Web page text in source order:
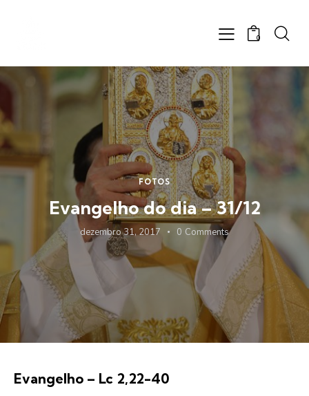
0
FOTOS
Evangelho do dia – 31/12
dezembro 31, 2017 0 Comments
Evangelho – Lc 2,22-40